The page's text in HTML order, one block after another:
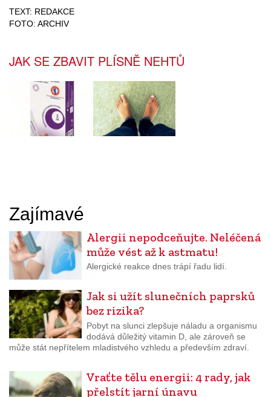
TEXT: REDAKCE
FOTO: ARCHIV
JAK SE ZBAVIT PLÍSNĚ NEHTŮ
Zajímavé
Alergii nepodceňujte. Neléčená
může vést až k astmatu!
Alergické reakce dnes trápí řadu lidí.
Jak si užít slunečních paprsků
bez rizika?
Pobyt na slunci zlepšuje náladu a organismu
dodává důležitý vitamin D, ale zároveň se
může stát nepřítelem mladistvého vzhledu a především zdraví.
Vraťte tělu energii: 4 rady, jak
přelstít jarní únavu